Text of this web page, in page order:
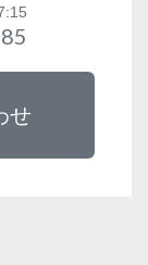
せ